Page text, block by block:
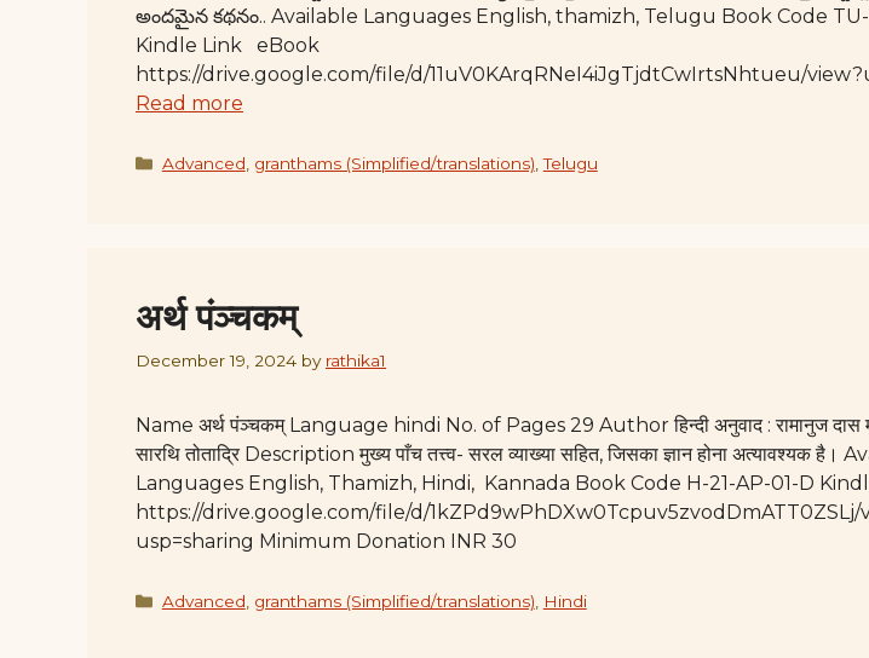
అందమైన కథనం.. Available Languages English, thamizh, Telugu Book Code TU-
Kindle Link eBook
https://drive.google.com/file/d/11uV0KArqRNeI4iJgTjdtCwIrtsNhtueu/
Read more
Categories
Advanced granthams (Simplified/translations) ,Telugu
अर्थ पंञ्चकम्
December 19, 2024 by rathika1
Name अर्थ पंञ्चकम् Language hindi No. of Pages 29 Author हिन्दी अनुवाद : रामानुज दास
सारथि तोताद्रि Description मुख्य पाँच तत्त्व- सरल व्याख्या सहित, जिसका‌ ज्ञान होना अत्यावश्यक है।
Languages English, Thamizh, Hindi, Kannada Book Code H-21-AP-01-D
https://drive.google.com/file/d/1kZPd9wPhDXw0Tcpuv5zvodDmATT0ZSLj/
usp=sharing Minimum Donation INR 30
Categories
Advanced granthams (Simplified/translations) Hindi